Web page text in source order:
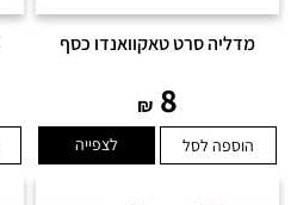
מדליה סרט טאקוואנדו כסף
8
₪
הוספה לסל לצפייה